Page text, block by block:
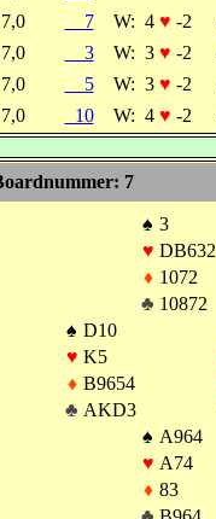
7,0
7 W: 4 ♥ -2
7,0
3 W: 3 ♥ -2
7,0
5 W: 3 ♥ -2
7,0
10 W: 4 ♥ -2
7
♠ 3
♥ DB632
♦ 1072
♣ 10872
♠ D10
♥ K5
♦ B9654
♣ AKD3
♠ A964
♥ A74
♦ 83